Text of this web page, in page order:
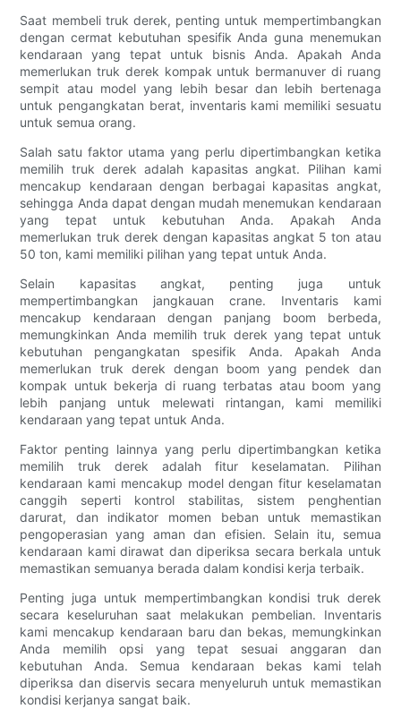
Saat membeli truk derek, penting untuk mempertimbangkan
dengan cermat kebutuhan spesifik Anda guna menemukan
kendaraan yang tepat untuk bisnis Anda. Apakah Anda
memerlukan truk derek kompak untuk bermanuver di ruang
sempit atau model yang lebih besar dan lebih bertenaga
untuk pengangkatan berat, inventaris kami memiliki sesuatu
untuk semua orang.
Salah satu faktor utama yang perlu dipertimbangkan ketika
memilih truk derek adalah kapasitas angkat. Pilihan kami
mencakup kendaraan dengan berbagai kapasitas angkat,
sehingga Anda dapat dengan mudah menemukan kendaraan
yang tepat untuk kebutuhan Anda. Apakah Anda
memerlukan truk derek dengan kapasitas angkat 5 ton atau
50 ton, kami memiliki pilihan yang tepat untuk Anda.
Selain kapasitas angkat, penting juga untuk
mempertimbangkan jangkauan crane. Inventaris kami
mencakup kendaraan dengan panjang boom berbeda,
memungkinkan Anda memilih truk derek yang tepat untuk
kebutuhan pengangkatan spesifik Anda. Apakah Anda
memerlukan truk derek dengan boom yang pendek dan
kompak untuk bekerja di ruang terbatas atau boom yang
lebih panjang untuk melewati rintangan, kami memiliki
kendaraan yang tepat untuk Anda.
Faktor penting lainnya yang perlu dipertimbangkan ketika
memilih truk derek adalah fitur keselamatan. Pilihan
kendaraan kami mencakup model dengan fitur keselamatan
canggih seperti kontrol stabilitas, sistem penghentian
darurat, dan indikator momen beban untuk memastikan
pengoperasian yang aman dan efisien. Selain itu, semua
kendaraan kami dirawat dan diperiksa secara berkala untuk
memastikan semuanya berada dalam kondisi kerja terbaik.
Penting juga untuk mempertimbangkan kondisi truk derek
secara keseluruhan saat melakukan pembelian. Inventaris
kami mencakup kendaraan baru dan bekas, memungkinkan
Anda memilih opsi yang tepat sesuai anggaran dan
kebutuhan Anda. Semua kendaraan bekas kami telah
diperiksa dan diservis secara menyeluruh untuk memastikan
kondisi kerjanya sangat baik.